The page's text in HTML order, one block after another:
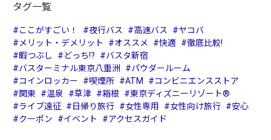
タグ一覧
#ここがすごい！ #夜行バス #高速バス
#ヤコバ
#メリット・デメリット
#オススメ #快適 #徹底比較!
#暇つぶし
#どっち!?
#バスタ新宿
#バスターミナル東京八重洲
#パウダールーム
#コインロッカー
#喫煙所 #ATM
#コンビニエンスストア
#関東
#温泉 #草津 #箱根
#東京ディズニーリゾート®
#ライブ遠征 #日帰り旅行 #女性専用 #女性向け旅行 #安心
#クーポン
#イベント #アクセスガイド